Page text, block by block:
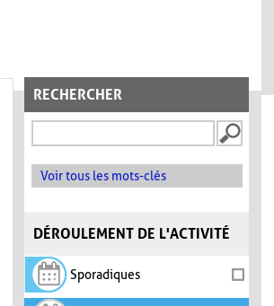
RECHERCHER
Voir tous les mots-clés
DÉROULEMENT DE L'ACTIVITÉ
Sporadiques